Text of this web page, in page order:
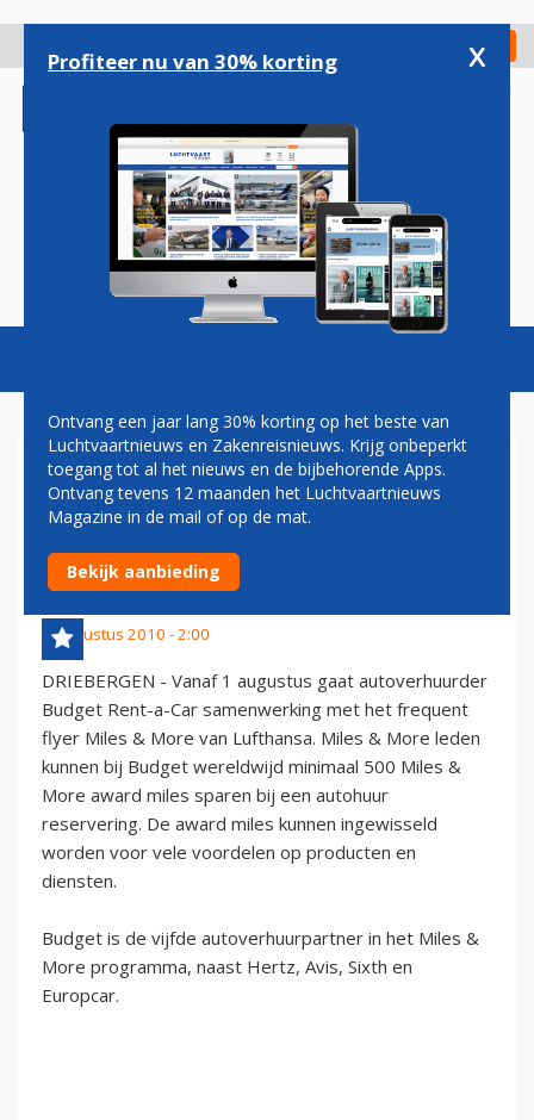
gaan
Check in
Magazine Podcasts Vacatures
BUDGET RENT-A-CAR
OPGENOMEN IN MILES AND
MORE PROGRAMMA
2 augustus 2010 - 2:00
DRIEBERGEN - Vanaf 1 augustus gaat autoverhuurder
Budget Rent-a-Car samenwerking met het frequent
flyer Miles & More van Lufthansa. Miles & More leden
kunnen bij Budget wereldwijd minimaal 500 Miles &
More award miles sparen bij een autohuur
reservering. De award miles kunnen ingewisseld
worden voor vele voordelen op producten en
diensten.
Budget is de vijfde autoverhuurpartner in het Miles &
More programma, naast Hertz, Avis, Sixth en
Europcar.
Profiteer nu van 30% korting x
Ontvang een jaar lang 30% korting op het beste van
Luchtvaartnieuws en Zakenreisnieuws. Krijg onbeperkt
toegang tot al het nieuws en de bijbehorende Apps.
Ontvang tevens 12 maanden het Luchtvaartnieuws
Magazine in de mail of op de mat.
Bekijk aanbieding